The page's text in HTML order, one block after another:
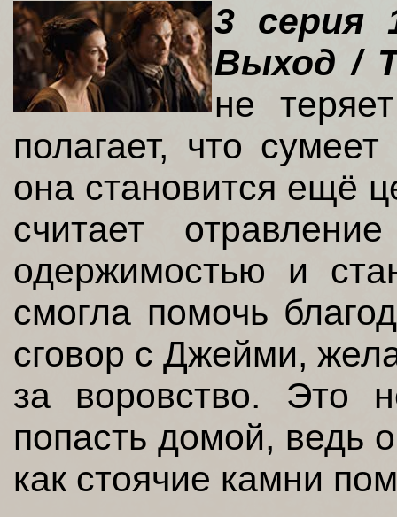
3 серия
Выход /
не
полагает, что
она становится ещё
считает
одержимостью и
смогла помочь
сговор с Джейми,
за воровство. Это
попасть домой, ведь
как стоячие камни